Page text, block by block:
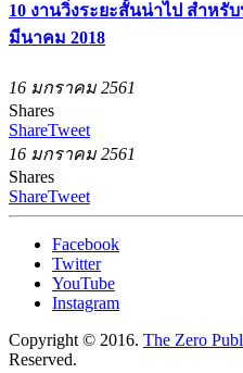
10 งานวิ่งระยะสั้นน่าไป สำห
มีนาคม 2018
16 มกราคม 2561
Shares
ShareTweet
16 มกราคม 2561
Shares
ShareTweet
Facebook
Twitter
YouTube
Instagram
Copyright © 2016. The Zero
Reserved.